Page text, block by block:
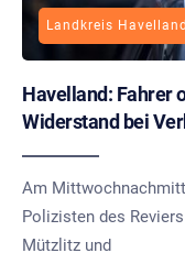
Landkreis Havelland
Havelland: Fahrer
Widerstand bei
Am
Polizisten des
Mützlitz und